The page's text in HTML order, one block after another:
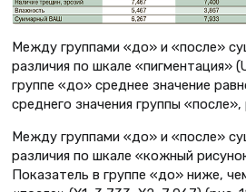
Между группами «до» и «после»
различия по шкале «пигментация»
группе «до» среднее значение
среднего значения группы «после»,
Между группами «до» и «после»
различия по шкале «кожный
Показатель в группе «до» ниже,